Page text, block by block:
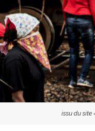
issu du site